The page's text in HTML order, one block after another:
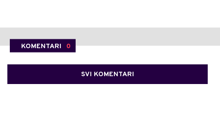
KOMENTARI 0
SVI KOMENTARI